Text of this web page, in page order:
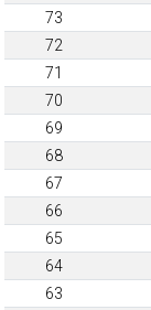
73
72
71
70
69
68
67
66
65
64
63